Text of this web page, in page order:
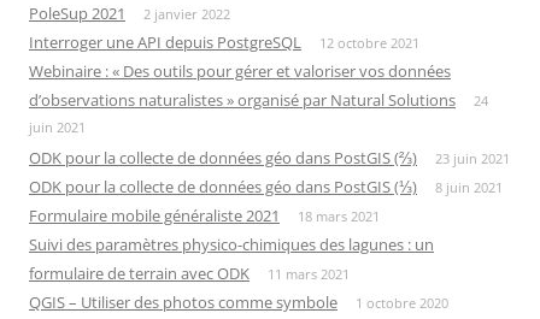
PoleSup 2021 2 janvier 2022
Interroger une API depuis PostgreSQL 12 octobre 2021
Webinaire : « Des outils pour gérer et valoriser vos données
d’observations naturalistes » organisé par Natural Solutions
24
juin 2021
ODK pour la collecte de données géo dans PostGIS (⅔)
23 juin 2021
ODK pour la collecte de données géo dans PostGIS (⅓) 8 juin 2021
Formulaire mobile généraliste 2021 18 mars 2021
Suivi des paramètres physico-chimiques des lagunes : un
formulaire de terrain avec ODK
11 mars 2021
QGIS – Utiliser des photos comme symbole 1 octobre 2020